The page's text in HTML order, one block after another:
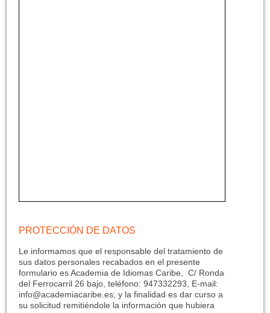
PROTECCIÓN DE DATOS
Le informamos que el responsable del tratamiento de
sus datos personales recabados en el presente
formulario es Academia de Idiomas Caribe, C/ Ronda
del Ferrocarril 26 bajo, teléfono: 947332293,
E-mail:
info@academiacaribe.es; y la finalidad es dar curso a
su solicitud remitiéndole la información que hubiera